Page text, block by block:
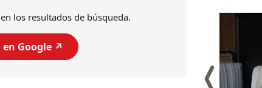
los resultados de búsqueda.
en Google ↗️